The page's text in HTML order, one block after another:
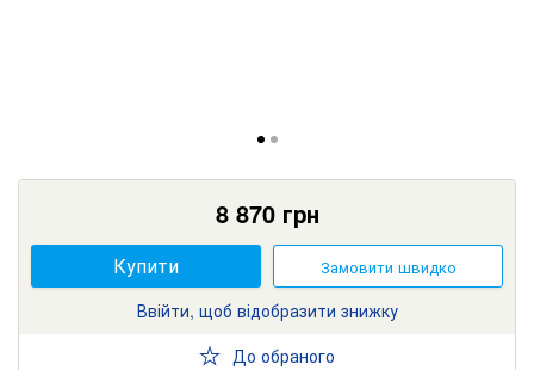
8 870грн
Купити Замовити швидко
Ввійти, щоб відобразити знижку
До обраного